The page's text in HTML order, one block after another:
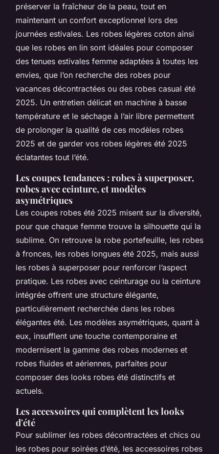
préserver la fraîcheur de la peau, tout en
maintenant un confort exceptionnel lors des
journées estivales. Les robes légères coton ainsi
que les robes en lin sont idéales pour composer
des tenues estivales femme adaptées à toutes les
envies, que l’on recherche des robes pour
vacances décontractées ou des robes casual été
2025. Un entretien délicat en machine à basse
température et le séchage à l’air libre permettent
de prolonger la qualité de ces modèles robes
2025 et de garder vos robes légères été 2025
éclatantes tout l’été.
Les coupes tendances : robes à superposer,
robes avec ceinture, et modèles
asymétriques
Les coupes robes été 2025 misent sur la diversité,
pour que chaque femme trouve la silhouette qui la
sublime. On retrouve la robe portefeuille, les robes
à fronces, les robes longues été 2025, mais aussi
les robes à superposer pour renforcer l’aspect
pratique. Les robes avec ceinturage ou la ceinture
intégrée offrent une structure élégante,
particulièrement recherchée dans les robes
élégantes été. Les modèles asymétriques, quant à
eux, insufflent une touche contemporaine et
modernisent la gamme des robes modernes et
robes fluides et aériennes, parfaites pour
composer des looks robes été distinctifs et
actuels.
Les accessoires qui complètent les looks
d'été
Pour sublimer les robes décontractées et chics ou
les robes pour soirées d’été, les accessoires robes